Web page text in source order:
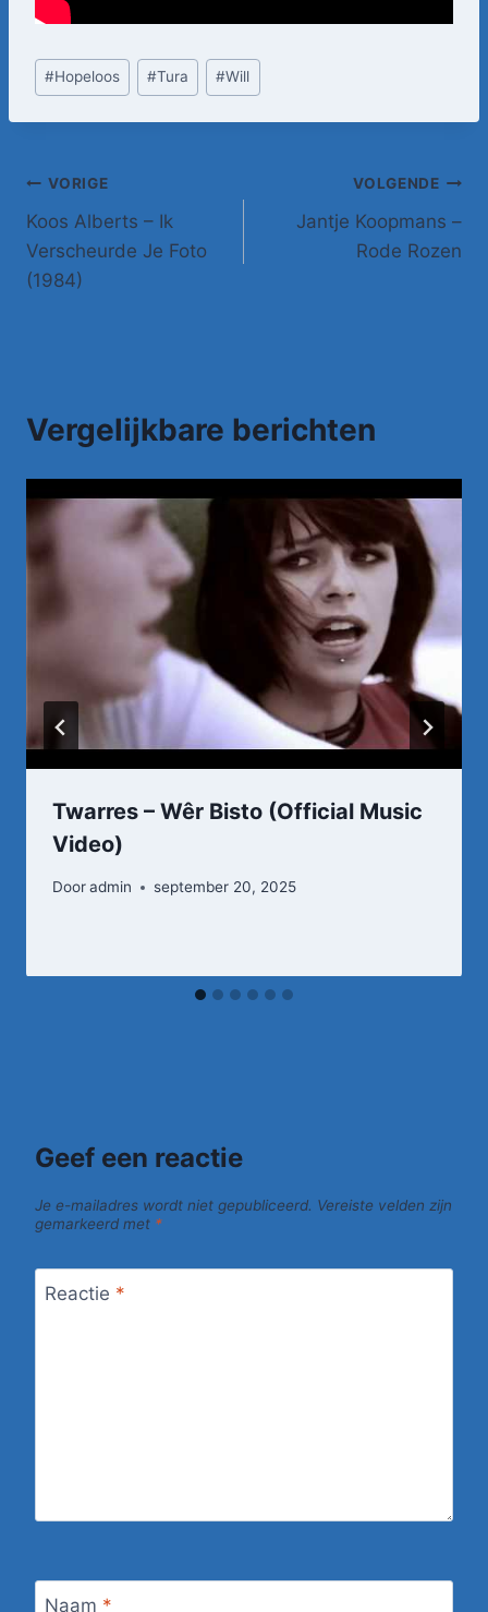
Bericht
tags:
#Hopeloos #Tura #Will
Bericht
navigatie
VORIGE
Koos Alberts – Ik
Verscheurde Je Foto
(1984)
VOLGENDE
Jantje Koopmans –
Rode Rozen
Vergelijkbare berichten
Twarres – Wêr Bisto (Official Music
Video)
Dooradmin september 20, 2025
Geef een reactie
Je e-mailadres wordt niet gepubliceerd. Vereiste velden zijn
gemarkeerd met *
Reactie *
Naam *